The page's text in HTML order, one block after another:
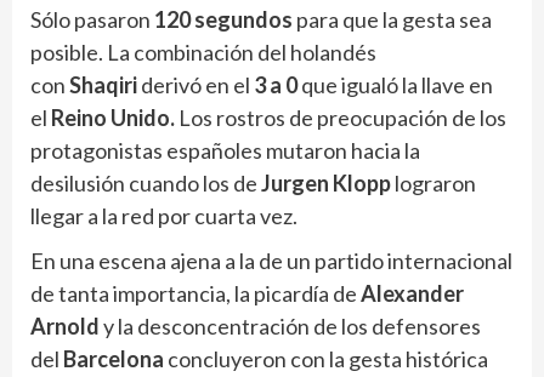
Sólo pasaron 120 segundos para que la gesta sea
posible. La combinación del holandés
conShaqiriderivó en el 3 a 0que igualó la llave en
el Reino Unido. Los rostros de preocupación de los
protagonistas españoles mutaron hacia la
desilusión cuando los deJurgen Klopplograron
llegar a la red por cuarta vez.
En una escena ajena a la de un partido internacional
de tanta importancia, la picardía deAlexander
Arnoldy la desconcentración de los defensores
del Barcelona concluyeron con la gesta histórica